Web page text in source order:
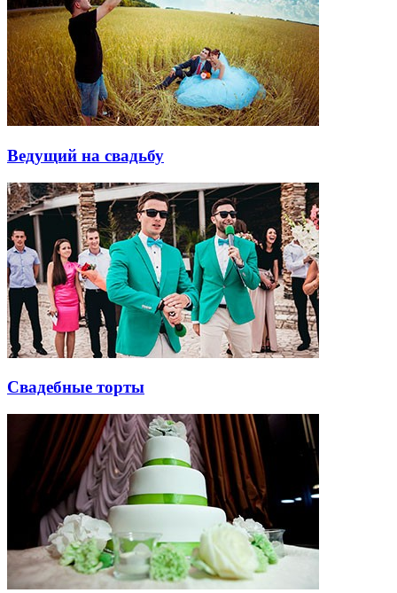
Ведущий на свадьбу
Свадебные торты